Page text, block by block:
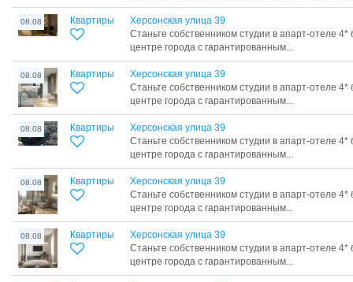
08.08 Квартиры
Херсонская улица 39
Станьте собственником студии в апарт-отеле 4*
центре города с гарантированным...
08.08 Квартиры
Херсонская улица 39
Станьте собственником студии в апарт-отеле 4*
центре города с гарантированным...
08.08 Квартиры
Херсонская улица 39
Станьте собственником студии в апарт-отеле 4*
центре города с гарантированным...
08.08 Квартиры
Херсонская улица 39
Станьте собственником студии в апарт-отеле 4*
центре города с гарантированным...
08.08 Квартиры
Херсонская улица 39
Станьте собственником студии в апарт-отеле 4*
центре города с гарантированным...